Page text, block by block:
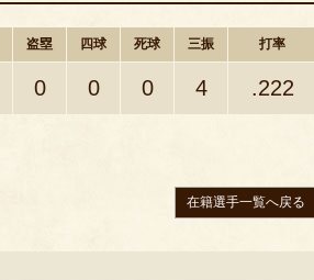
盗塁 四球 死球 三振 打率
0 0 0 4 .222
在籍選手一覧へ戻る